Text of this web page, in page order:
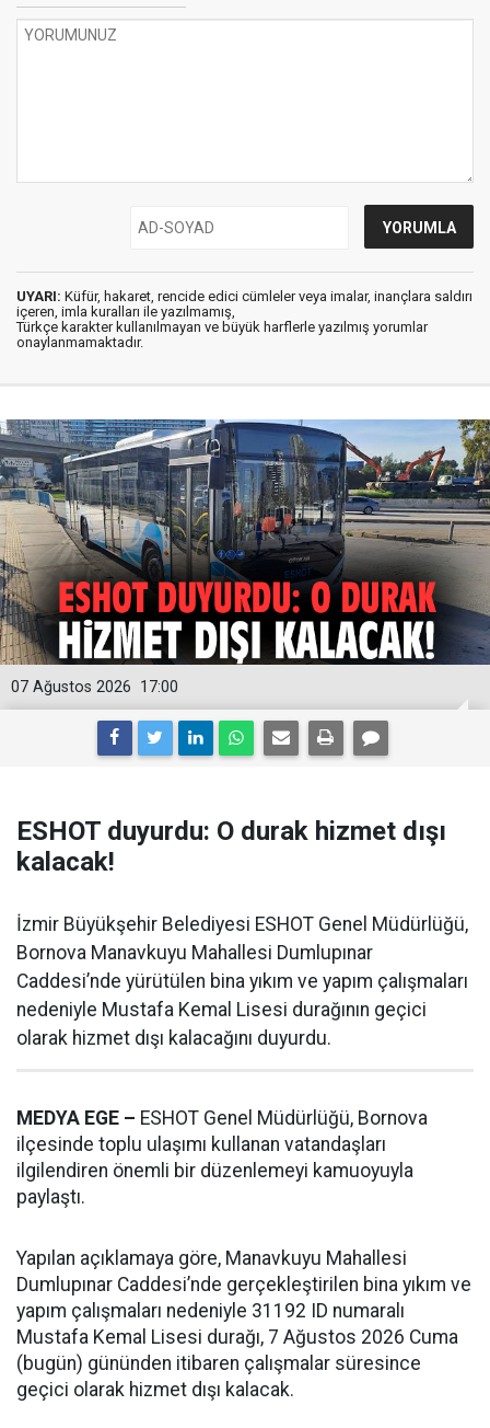
UYARI: Küfür, hakaret, rencide edici cümleler veya imalar, inançlara saldırı
içeren, imla kuralları ile yazılmamış,
Türkçe karakter kullanılmayan ve büyük harflerle yazılmış yorumlar
onaylanmamaktadır.
17:00
07 Ağustos 2026
ESHOT duyurdu: O durak hizmet dışı
kalacak!
İzmir Büyükşehir Belediyesi ESHOT Genel Müdürlüğü,
Bornova Manavkuyu Mahallesi Dumlupınar
Caddesi’nde yürütülen bina yıkım ve yapım çalışmaları
nedeniyle Mustafa Kemal Lisesi durağının geçici
olarak hizmet dışı kalacağını duyurdu.
MEDYA EGE – ESHOT Genel Müdürlüğü, Bornova
ilçesinde toplu ulaşımı kullanan vatandaşları
ilgilendiren önemli bir düzenlemeyi kamuoyuyla
paylaştı.
Yapılan açıklamaya göre, Manavkuyu Mahallesi
Dumlupınar Caddesi’nde gerçekleştirilen bina yıkım ve
yapım çalışmaları nedeniyle 31192 ID numaralı
Mustafa Kemal Lisesi durağı, 7 Ağustos 2026 Cuma
(bugün) gününden itibaren çalışmalar süresince
geçici olarak hizmet dışı kalacak.